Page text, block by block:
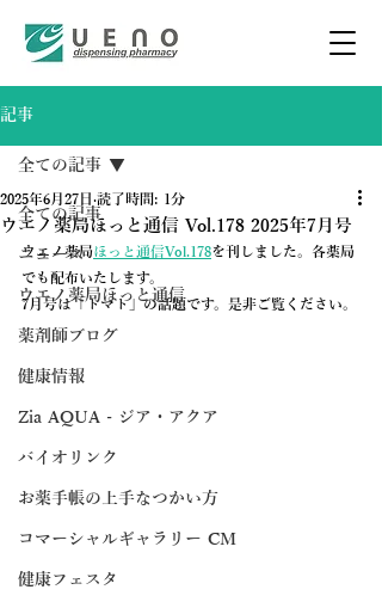
記事
全ての記事
ニュース
ウエノ薬局ほっと通信
薬剤師ブログ
健康情報
Zia AQUA - ジア・アクア
バイオリンク
お薬手帳の上手なつかい方
コマーシャルギャラリー CM
健康フェスタ
全ての記事
ウエノ薬局ほっと通信 Vol.178 2025年7月号
2025年6月27日 読了時間: 1分
ウエノ薬局ほっと通信Vol.178を刊しました。各薬局
でも配布いたします。
7月号は「トマト」の話題です。是非ご覧ください。